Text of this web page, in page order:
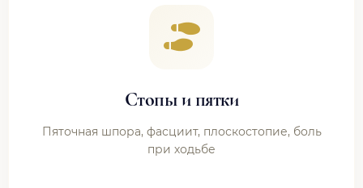
Стопы и пятки
Пяточная шпора, фасциит, плоскостопие, боль
при ходьбе